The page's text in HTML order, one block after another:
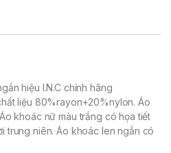
hiệu I.N.C chính hãng
liệu 80%rayon+20%nylon. Áo
khoác nữ màu trắng có họa tiết
trung niên. Áo khoác len ngắn có